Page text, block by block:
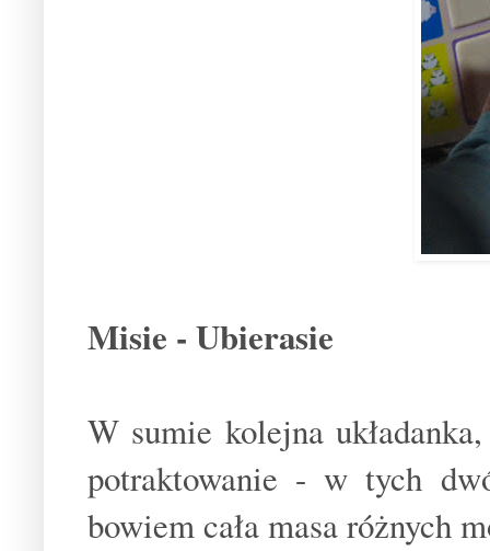
Misie - Ubierasie
W sumie kolejna
potraktowanie - w tych
bowiem cała masa różnych